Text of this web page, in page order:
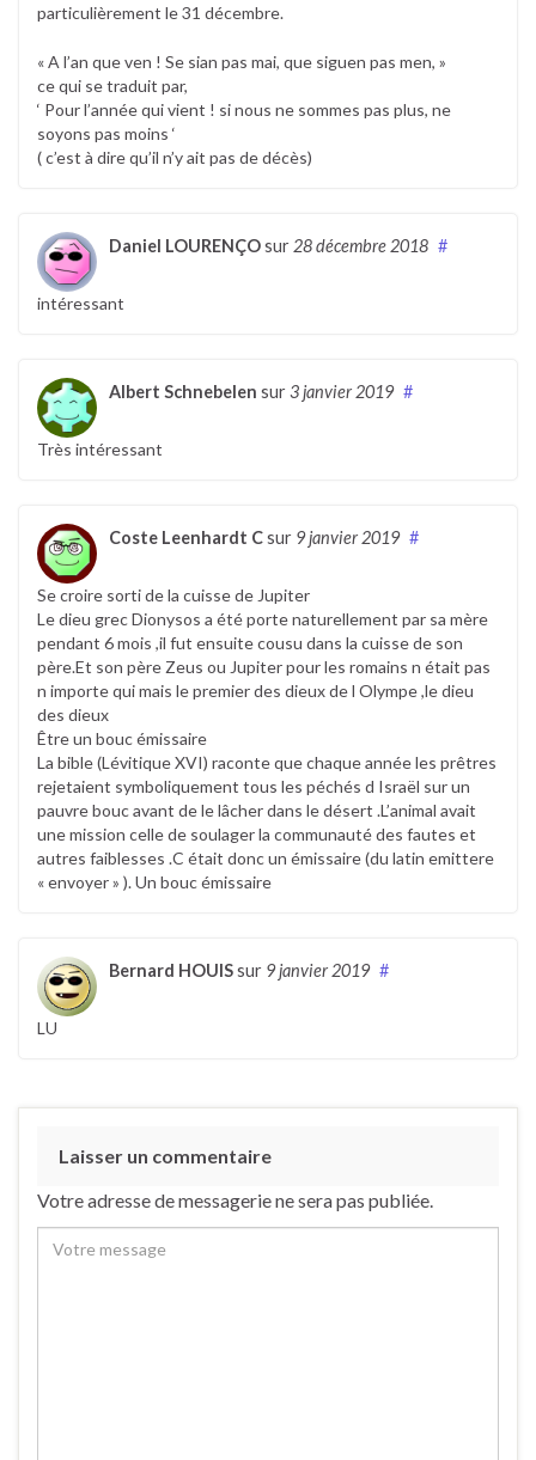
particulièrement le 31 décembre.
« A l’an que ven ! Se sian pas mai, que siguen pas men, »
ce qui se traduit par,
‘ Pour l’année qui vient ! si nous ne sommes pas plus, ne
soyons pas moins ‘
( c’est à dire qu’il n’y ait pas de décès)
Daniel LOURENÇOsur 28 décembre 2018 #
intéressant
Albert Schnebelen sur 3 janvier 2019 #
Très intéressant
Coste Leenhardt Csur 9 janvier 2019 #
Se croire sorti de la cuisse de Jupiter
Le dieu grec Dionysos a été porte naturellement par sa mère
pendant 6 mois ,il fut ensuite cousu dans la cuisse de son
père.Et son père Zeus ou Jupiter pour les romains n était pas
n importe qui mais le premier des dieux de l Olympe ,le dieu
des dieux
Être un bouc émissaire
La bible (Lévitique XVI) raconte que chaque année les prêtres
rejetaient symboliquement tous les péchés d Israël sur un
pauvre bouc avant de le lâcher dans le désert .L’animal avait
une mission celle de soulager la communauté des fautes et
autres faiblesses .C était donc un émissaire (du latin emittere
« envoyer » ). Un bouc émissaire
Bernard HOUISsur 9 janvier 2019 #
LU
Laisser un commentaire
Votre adresse de messagerie ne sera pas publiée.